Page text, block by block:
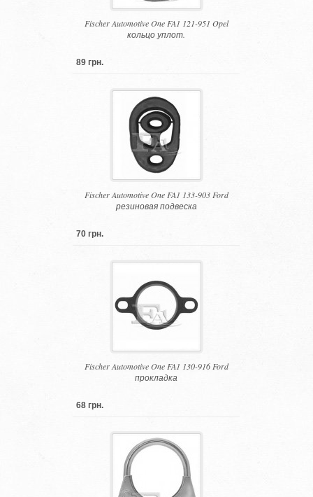
Fischer Automotive One FA1 121-951 Opel
кольцо уплот.
89 грн.
Fischer Automotive One FA1 133-903 Ford
резиновая подвеска
70 грн.
Fischer Automotive One FA1 130-916 Ford
прокладка
68 грн.